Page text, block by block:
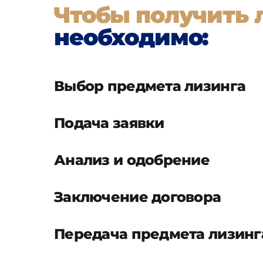
Чтобы получить
необходимо:
Выбор предмета лизинга
Подача заявки
Анализ и одобрение
Заключение договора
Передача предмета